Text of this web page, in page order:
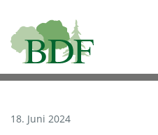
18. Juni 2024